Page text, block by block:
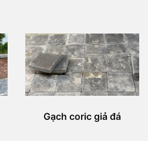
Gạch coric giả đá